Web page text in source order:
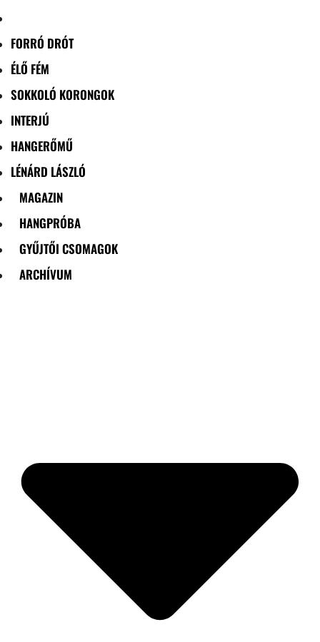
FORRÓ DRÓT
ÉLŐ FÉM
SOKKOLÓ KORONGOK
INTERJÚ
HANGERŐMŰ
LÉNÁRD LÁSZLÓ
MAGAZIN
HANGPRÓBA
GYŰJTŐI CSOMAGOK
ARCHÍVUM